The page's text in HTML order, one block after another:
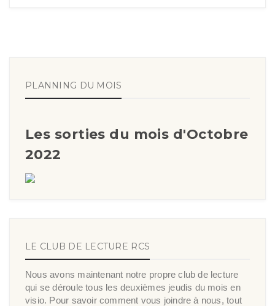
PLANNING DU MOIS
Les sorties du mois d'Octobre
2022
LE CLUB DE LECTURE RCS
Nous avons maintenant notre propre club de lecture
qui se déroule tous les deuxièmes jeudis du mois en
visio. Pour savoir comment vous joindre à nous, tout